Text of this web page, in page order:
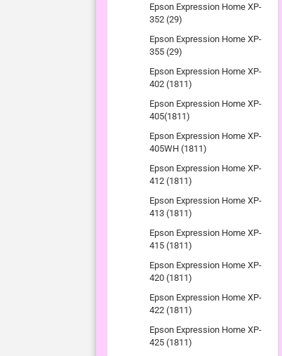
Epson Expression Home XP-
352 (29)
Epson Expression Home XP-
355 (29)
Epson Expression Home XP-
402 (1811)
Epson Expression Home XP-
405(1811)
Epson Expression Home XP-
405WH (1811)
Epson Expression Home XP-
412 (1811)
Epson Expression Home XP-
413 (1811)
Epson Expression Home XP-
415 (1811)
Epson Expression Home XP-
420 (1811)
Epson Expression Home XP-
422 (1811)
Epson Expression Home XP-
425 (1811)